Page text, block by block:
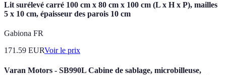
Lit surélevé carré 100 cm x 80 cm x 100 cm (L x H x P), mailles
5 x 10 cm, épaisseur des parois 10 cm
Gabiona FR
171.59 EURVoir le prix
Varan Motors - SB990L Cabine de sablage, microbilleuse,